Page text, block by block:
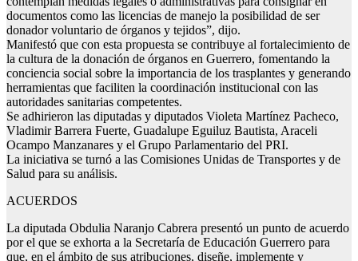
documentos como las licencias de manejo la posibilidad de ser
donador voluntario de órganos y tejidos”, dijo.
Manifestó que con esta propuesta se contribuye al fortalecimiento de
la cultura de la donación de órganos en Guerrero, fomentando la
conciencia social sobre la importancia de los trasplantes y generando
herramientas que faciliten la coordinación institucional con las
autoridades sanitarias competentes.
Se adhirieron las diputadas y diputados Violeta Martínez Pacheco,
Vladimir Barrera Fuerte, Guadalupe Eguiluz Bautista, Araceli
Ocampo Manzanares y el Grupo Parlamentario del PRI.
La iniciativa se turnó a las Comisiones Unidas de Transportes y de
Salud para su análisis.
ACUERDOS
La diputada Obdulia Naranjo Cabrera presentó un punto de acuerdo
por el que se exhorta a la Secretaría de Educación Guerrero para
que, en el ámbito de sus atribuciones, diseñe, implemente y